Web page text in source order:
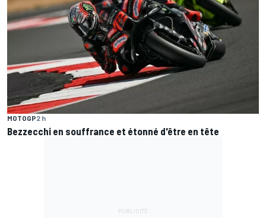
MOTOGP2 h
Bezzecchi en souffrance et étonné d'être en tête